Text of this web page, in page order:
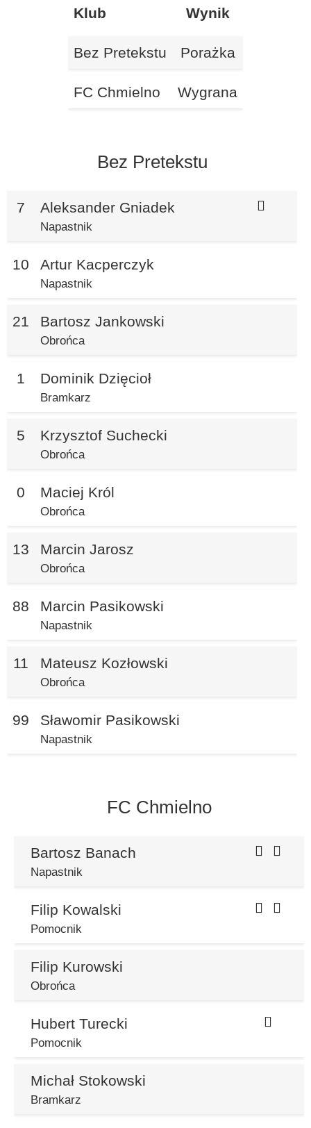
Klub Wynik
Bez Pretekstu Porażka
FC Chmielno Wygrana
Bez Pretekstu
7 Aleksander Gniadek
Napastnik
10 Artur Kacperczyk
Napastnik
21 Bartosz Jankowski
Obrońca
1 Dominik Dzięcioł
Bramkarz
5 Krzysztof Suchecki
Obrońca
0 Maciej Król
Obrońca
13 Marcin Jarosz
Obrońca
88 Marcin Pasikowski
Napastnik
11 Mateusz Kozłowski
Obrońca
99 Sławomir Pasikowski
Napastnik
FC Chmielno
Bartosz Banach
Napastnik
Filip Kowalski
Pomocnik
Filip Kurowski
Obrońca
Hubert Turecki
Pomocnik
Michał Stokowski
Bramkarz